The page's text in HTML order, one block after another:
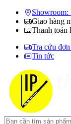
Giao hàng
Thanh toán
Tra cứu
Tin tức